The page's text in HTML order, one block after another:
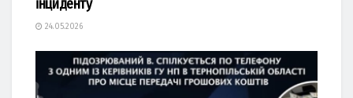
інциденту
24.05.2026